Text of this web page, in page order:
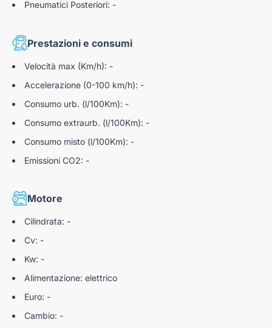
Pneumatici Posteriori: -
Prestazioni e consumi
Velocità max (Km/h): -
Accelerazione (0-100 km/h): -
Consumo urb. (l/100Km): -
Consumo extraurb. (l/100Km): -
Consumo misto (l/100Km): -
Emissioni CO2: -
Motore
Cilindrata: -
Cv: -
Kw: -
Alimentazione: elettrico
Euro: -
Cambio: -